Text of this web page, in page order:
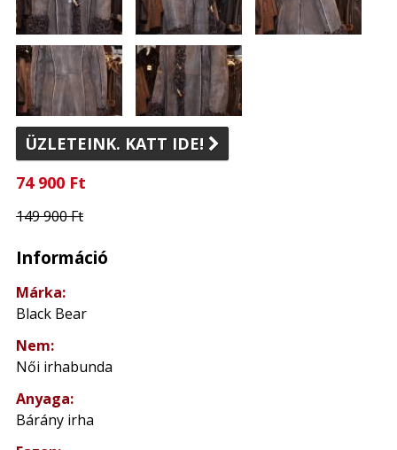
ÜZLETEINK. KATT IDE! 
74 900 Ft
149 900 Ft
Információ
Márka:
Black Bear
Nem:
Női irhabunda
Anyaga:
Bárány irha